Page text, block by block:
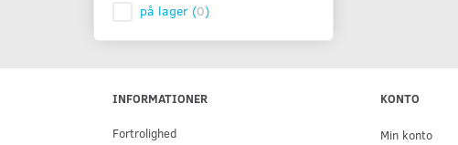
på lager (0)
INFORMATIONER
Fortrolighed
KONTO
Min konto